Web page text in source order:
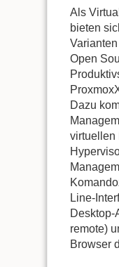
Als
bieten
Open
Dazu
virtuellen
Line-
Desktop-
remote)
Browser